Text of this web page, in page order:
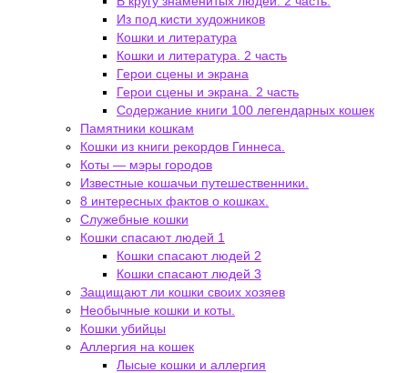
Из под кисти художников
Кошки и литература
Кошки и литература. 2 часть
Герои сцены и экрана
Герои сцены и экрана. 2 часть
Содержание книги 100 легендарных кошек
Памятники кошкам
Кошки из книги рекордов Гиннеса.
Коты — мэры городов
Известные кошачьи путешественники.
8 интересных фактов о кошках.
Служебные кошки
Кошки спасают людей 1
Кошки спасают людей 2
Кошки спасают людей 3
Защищают ли кошки своих хозяев
Необычные кошки и коты.
Кошки убийцы
Аллергия на кошек
Лысые кошки и аллергия